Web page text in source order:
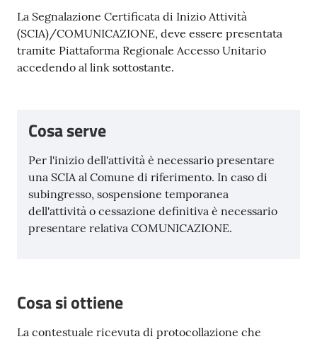
La Segnalazione Certificata di Inizio Attività
(SCIA)/COMUNICAZIONE, deve essere presentata
tramite Piattaforma Regionale Accesso Unitario
accedendo al link sottostante.
Cosa serve
Per l'inizio dell'attività è necessario presentare
una SCIA al Comune di riferimento. In caso di
subingresso, sospensione temporanea
dell'attività o cessazione definitiva è necessario
presentare relativa COMUNICAZIONE.
Cosa si ottiene
La contestuale ricevuta di protocollazione che